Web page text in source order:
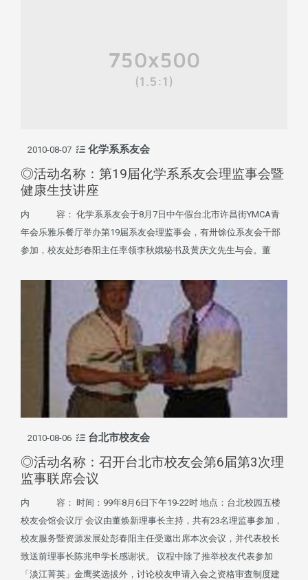
2010-08-07 化学系系友会
◎活动名称：第19届化学系系友会理监事会暨
健康生技讲座
内 容： 化学系系友会于8月7日中午假台北市许昌街YMCA青
年会乐雅乐餐厅举办第19届系友会理监事会，有卅馀位系友会干部
参加，校友处彭春阳主任率领李秋娥秘书及黄庆文先生与会。董
2010-08-06 台北市校友会
◎活动名称：召开台北市校友会第6届第3次理
监事联席会议
内 容： 时间：99年8月6日下午19-22时 地点：台北校园五楼
校友会馆会议厅 会议由董焕新理事长主持，共有23名理监事参加，
校友服务暨资源发展处彭春阳主任受邀出席本次会议，并代表校长
致送前理事长陈兆申学长感谢状。 议程中除了推举校友代表参加
「淡江菁英」金鹰奖选拔外，讨论校友申请入会之资格审查制度建